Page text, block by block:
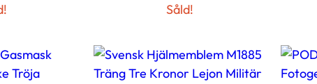
Såld!